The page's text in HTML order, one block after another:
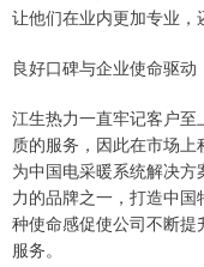
让他们在业内更加专业，
良好口碑与企业使命驱动
江生热力一直牢记客户
质的服务，因此在市场
为中国电采暖系统解决
力的品牌之一，打造中
种使命感促使公司不断
服务。